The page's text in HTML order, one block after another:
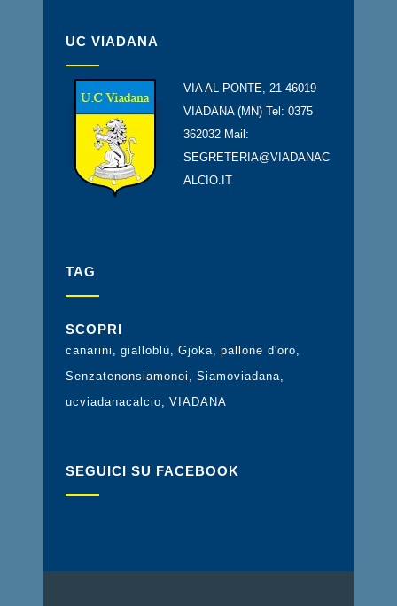
UC VIADANA
VIA AL PONTE, 21 46019
VIADANA (MN) Tel: 0375
362032 Mail:
SEGRETERIA@VIADANAC
ALCIO.IT
TAG
SCOPRI
canarini gialloblù Gjoka pallone d'oro
Senzatenonsiamonoi
Siamoviadana
ucviadanacalcio
VIADANA
SEGUICI SU FACEBOOK